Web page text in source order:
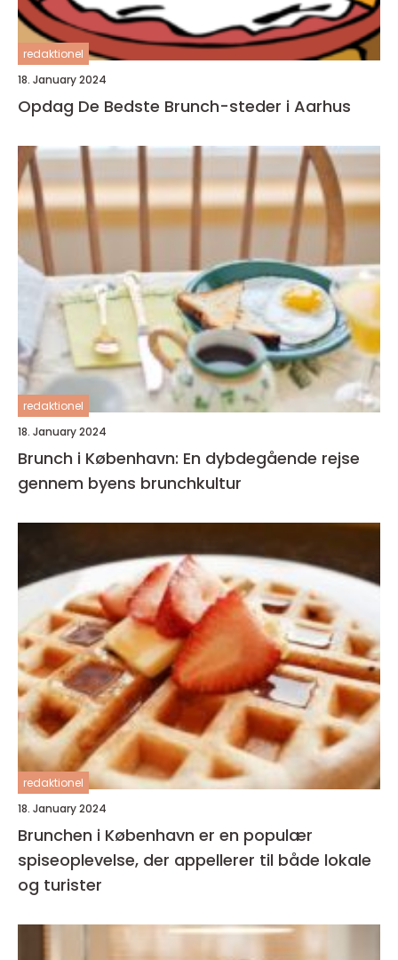
redaktionel
18. January 2024
Opdag De Bedste Brunch-steder i Aarhus
redaktionel
18. January 2024
Brunch i København: En dybdegående rejse
gennem byens brunchkultur
redaktionel
18. January 2024
Brunchen i København er en populær
spiseoplevelse, der appellerer til både lokale
og turister